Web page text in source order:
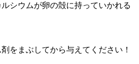
シウムが卵の殻に持っていかれる
をまぶしてから与えてください！